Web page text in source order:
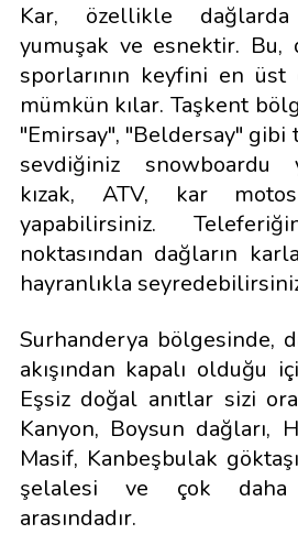
Kar, özellikle dağlarda
yumuşak ve esnektir. Bu,
sporlarının keyfini en üst
mümkün kılar. Taşkent
"Emirsay", "Beldersay"
sevdiğiniz snowboardu
kızak, ATV, kar
yapabilirsiniz.
noktasından dağların
hayranlıkla
Surhanderya bölgesinde,
akışından kapalı olduğu
Eşsiz doğal anıtlar sizi
Kanyon, Boysun dağları,
Masif, Kanbeşbulak
şelalesi ve çok daha
arasındadır.